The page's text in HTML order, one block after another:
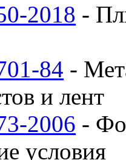
2018 -
84 -
и лент
2006 -
условия